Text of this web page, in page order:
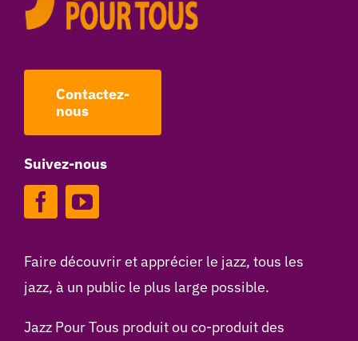
Contactez-
nous
Suivez-nous
Faire découvrir et apprécier le jazz, tous les
jazz, à un public le plus large possible.
Jazz Pour Tous produit ou co-produit des